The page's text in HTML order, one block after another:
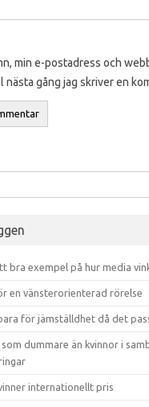
min e-postadress och
gång jag skriver en
bra exempel på hur media
en vänsterorienterad rörelse
för jämställdhet då det
dummare än kvinnor i
internationellt pris